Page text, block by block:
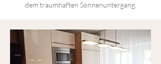
dem traumhaften Sonnenuntergang.